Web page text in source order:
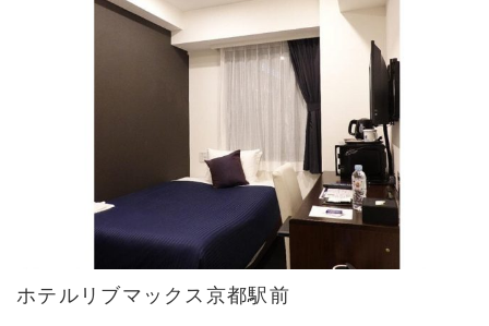
ホテルリブマックス京都駅前